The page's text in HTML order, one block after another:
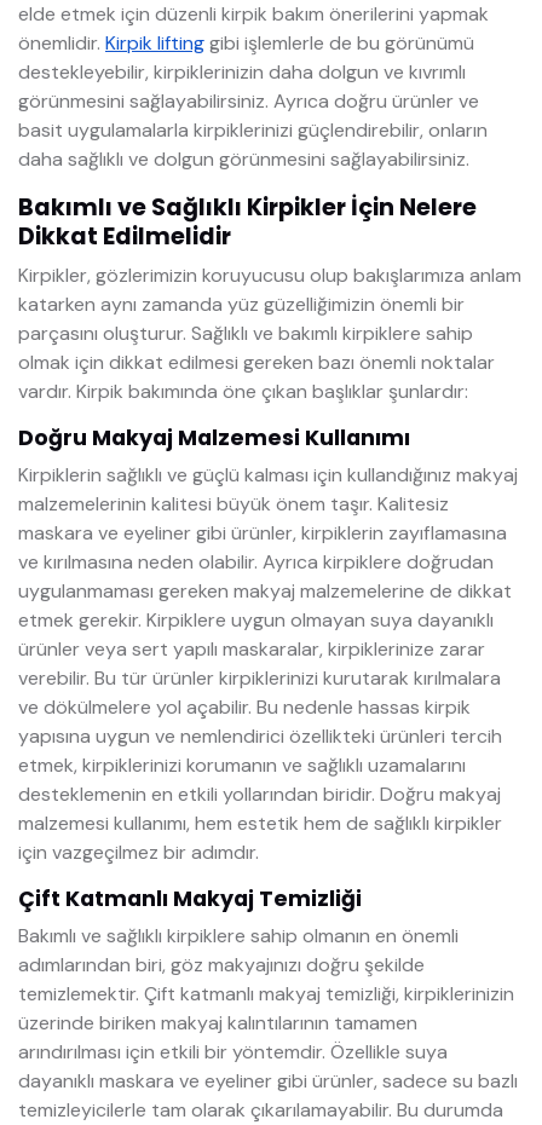
elde etmek için düzenli kirpik bakım önerilerini yapmak
önemlidir. Kirpik liftinggibi işlemlerle de bu görünümü
destekleyebilir, kirpiklerinizin daha dolgun ve kıvrımlı
görünmesini sağlayabilirsiniz. Ayrıca doğru ürünler ve
basit uygulamalarla kirpiklerinizi güçlendirebilir, onların
daha sağlıklı ve dolgun görünmesini sağlayabilirsiniz.
Bakımlı ve Sağlıklı Kirpikler İçin Nelere
Dikkat Edilmelidir
Kirpikler, gözlerimizin koruyucusu olup bakışlarımıza anlam
katarken aynı zamanda yüz güzelliğimizin önemli bir
parçasını oluşturur. Sağlıklı ve bakımlı kirpiklere sahip
olmak için dikkat edilmesi gereken bazı önemli noktalar
vardır. Kirpik bakımında öne çıkan başlıklar şunlardır:
Doğru Makyaj Malzemesi Kullanımı
Kirpiklerin sağlıklı ve güçlü kalması için kullandığınız makyaj
malzemelerinin kalitesi büyük önem taşır. Kalitesiz
maskara ve eyeliner gibi ürünler, kirpiklerin zayıflamasına
ve kırılmasına neden olabilir. Ayrıca kirpiklere doğrudan
uygulanmaması gereken makyaj malzemelerine de dikkat
etmek gerekir. Kirpiklere uygun olmayan suya dayanıklı
ürünler veya sert yapılı maskaralar, kirpiklerinize zarar
verebilir. Bu tür ürünler kirpiklerinizi kurutarak kırılmalara
ve dökülmelere yol açabilir. Bu nedenle hassas kirpik
yapısına uygun ve nemlendirici özellikteki ürünleri tercih
etmek, kirpiklerinizi korumanın ve sağlıklı uzamalarını
desteklemenin en etkili yollarından biridir. Doğru makyaj
malzemesi kullanımı, hem estetik hem de sağlıklı kirpikler
için vazgeçilmez bir adımdır.
Çift Katmanlı Makyaj Temizliği
Bakımlı ve sağlıklı kirpiklere sahip olmanın en önemli
adımlarından biri, göz makyajınızı doğru şekilde
temizlemektir. Çift katmanlı makyaj temizliği, kirpiklerinizin
üzerinde biriken makyaj kalıntılarının tamamen
arındırılması için etkili bir yöntemdir. Özellikle suya
dayanıklı maskara ve eyeliner gibi ürünler, sadece su bazlı
temizleyicilerle tam olarak çıkarılamayabilir. Bu durumda